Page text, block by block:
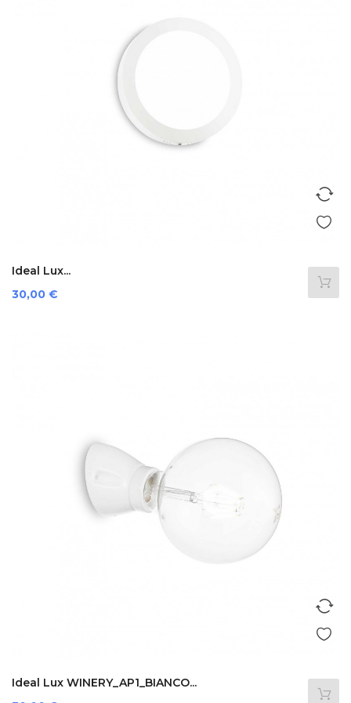
Ideal Lux...
Preis
30,00 €
Ideal Lux WINERY_AP1_BIANCO...